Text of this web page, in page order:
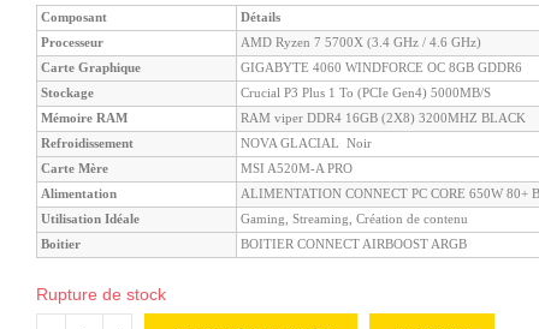
Composant
Détails
Processeur
AMD Ryzen 7 5700X (3.4 GHz / 4.6 GHz)
Carte Graphique
GIGABYTE 4060 WINDFORCE OC 8GB GDDR6
Stockage
Crucial P3 Plus 1 To (PCIe Gen4) 5000MB/S
Mémoire RAM
RAM viper DDR4 16GB (2X8) 3200MHZ BLACK
Refroidissement
NOVA GLACIAL Noir
Carte Mère
MSI A520M-A PRO
Alimentation
ALIMENTATION CONNECT PC CORE 650W 80+
Utilisation Idéale
Gaming, Streaming, Création de contenu
Boitier
BOITIER CONNECT AIRBOOST ARGB
Rupture de stock